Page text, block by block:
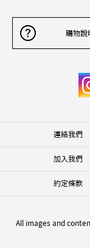
購物說
連絡我們
加入我們
約定條款
All images and